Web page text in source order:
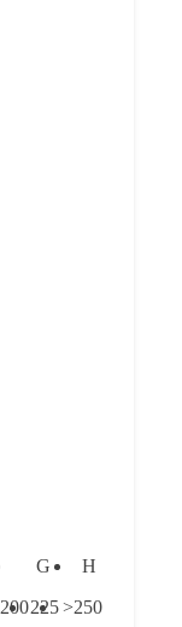
G
H
200225>250